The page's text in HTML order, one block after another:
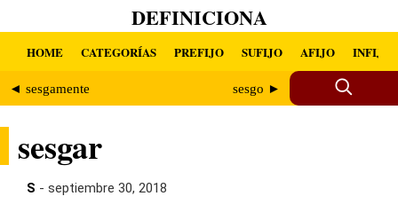
DEFINICIONA
HOME CATEGORÍAS PREFIJO SUFIJO AFIJO INFIJO
◄ sesgamente sesgo ►
sesgar
S - septiembre 30, 2018